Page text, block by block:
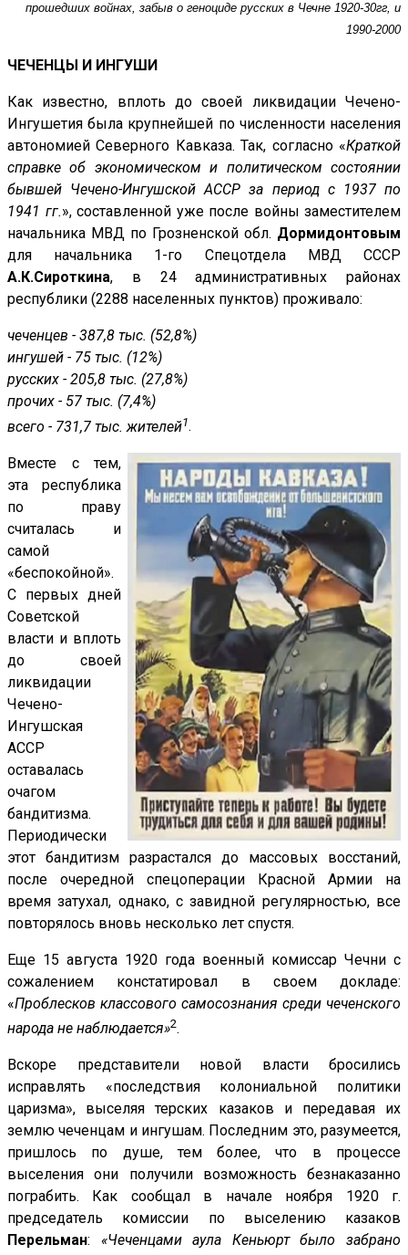
прошедших войнах, забыв о геноциде русских в Чечне 1920-30гг, и
1990-2000
ЧЕЧЕНЦЫ И ИНГУШИ
Как известно, вплоть до своей ликвидации Чечено-
Ингушетия была крупнейшей по численности населения
автономией Северного Кавказа. Так, согласно «Краткой
справке об экономическом и политическом состоянии
бывшей Чечено-Ингушской АССР за период с 1937 по
1941 гг.», составленной уже после войны заместителем
начальника МВД по Грозненской обл. Дормидонтовым
для начальника 1-го Спецотдела МВД СССР
А.К.Сироткина, в 24 административных районах
республики (2288 населенных пунктов) проживало:
чеченцев - 387,8 тыс. (52,8%)
ингушей - 75 тыс. (12%)
русских - 205,8 тыс. (27,8%)
прочих - 57 тыс. (7,4%)
всего - 731,7 тыс. жителей1.
Вместе с тем,
эта республика
по праву
считалась и
самой
«беспокойной».
С первых дней
Советской
власти и вплоть
до своей
ликвидации
Чечено-
Ингушская
АССР
оставалась
очагом
бандитизма.
Периодически
этот бандитизм разрастался до массовых восстаний,
после очередной спецоперации Красной Армии на
время затухал, однако, с завидной регулярностью, все
повторялось вновь несколько лет спустя.
Еще 15 августа 1920 года военный комиссар Чечни с
сожалением констатировал в своем докладе:
«Проблесков классового самосознания среди чеченского
народа не наблюдается»2.
Вскоре представители новой власти бросились
исправлять «последствия колониальной политики
царизма», выселяя терских казаков и передавая их
землю чеченцам и ингушам. Последним это, разумеется,
пришлось по душе, тем более, что в процессе
выселения они получили возможность безнаказанно
пограбить. Как сообщал в начале ноября 1920 г.
председатель комиссии по выселению казаков
Перельман: «Чеченцами аула Кеньюрт было забрано